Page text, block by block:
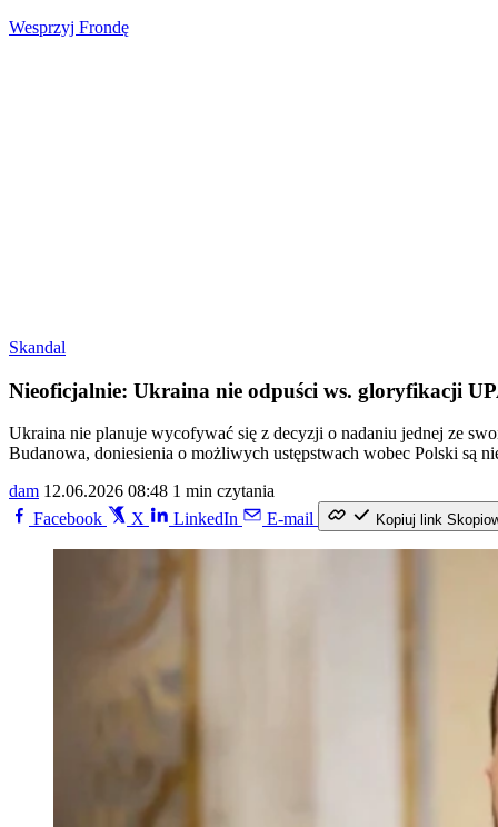
Wesprzyj Frondę
Skandal
Nieoficjalnie: Ukraina nie odpuści ws. gloryfikacji
Ukraina nie planuje wycofywać się z decyzji o nadaniu jednej ze
Budanowa, doniesienia o możliwych ustępstwach wobec Polski są
dam 12.06.2026 08:48 1 min czytania
Facebook
X LinkedIn E-mail Kopiuj link